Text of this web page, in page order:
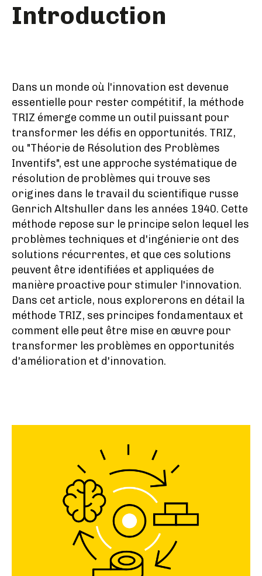
Introduction
Dans un monde où l'innovation est devenue
essentielle pour rester compétitif, la méthode
TRIZ émerge comme un outil puissant pour
transformer les défis en opportunités. TRIZ,
ou "Théorie de Résolution des Problèmes
Inventifs", est une approche systématique de
résolution de problèmes qui trouve ses
origines dans le travail du scientifique russe
Genrich Altshuller dans les années 1940. Cette
méthode repose sur le principe selon lequel les
problèmes techniques et d'ingénierie ont des
solutions récurrentes, et que ces solutions
peuvent être identifiées et appliquées de
manière proactive pour stimuler l'innovation.
Dans cet article, nous explorerons en détail la
méthode TRIZ, ses principes fondamentaux et
comment elle peut être mise en œuvre pour
transformer les problèmes en opportunités
d'amélioration et d'innovation.